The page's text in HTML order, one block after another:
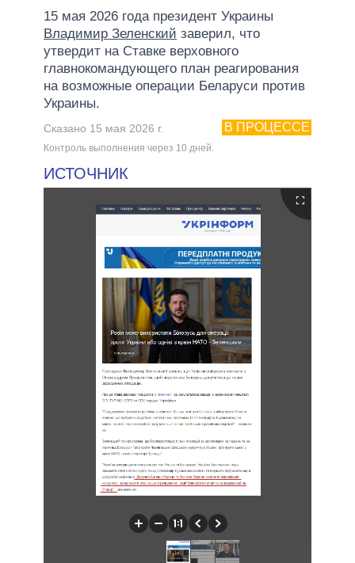
15 мая 2026 года президент Украины
Владимир Зеленский заверил, что
утвердит на Ставке верховного
главнокомандующего план реагирования
на возможные операции Беларуси против
Украины.
В ПРОЦЕССЕ
Сказано 15 мая 2026 г.
Контроль выполнения через 10 дней.
ИСТОЧНИК